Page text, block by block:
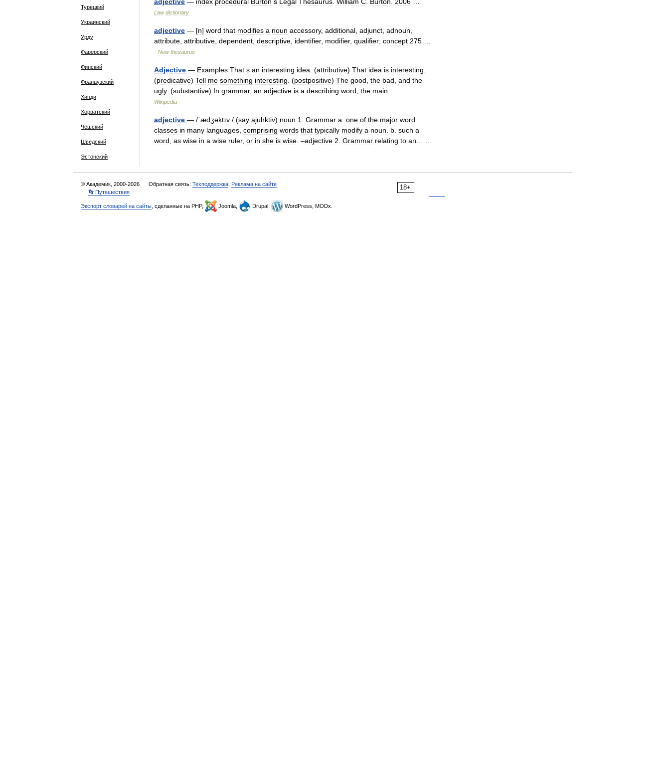
Турецкий
Украинский
Урду
Фарерский
Финский
Французский
Хинди
Хорватский
Чешский
Шведский
Эстонский
Law dictionary
adjective — [n] word that modifies a noun accessory, additional adjunct adnoun
attribute attributive dependent descriptive identifier, modifier, qualifier; concept 275
New thesaurus
Adjective — Examples That s an interesting idea . (attributive) That idea is interesting
(predicative) Tell me something interesting . (postpositive) The good the bad and the
ugly. (substantive) In grammar, an adjective is a describing word; the main
Wikipedia
adjective — /ˈædʒəktɪv / (say ajuhktiv) noun 1 Grammar a one of the major word
classes in many languages comprising words that typically modify a noun b such a
word as wise in a wise ruler, or in she is wise . –adjective 2 Grammar relating to an
18+
© Академик, 2000-2026 Обратная связь: Техподдержка Реклама на сайте
👣 Путешествия
Экспорт словарей на сайты , сделанные на PHP, Joomla, Drupal, WordPress, MODx.